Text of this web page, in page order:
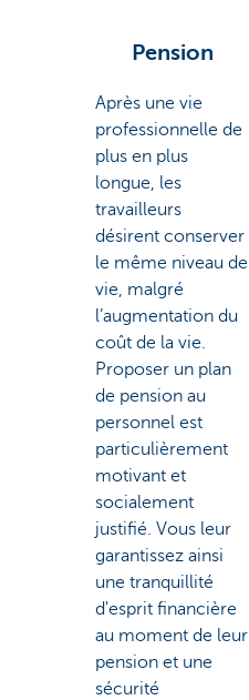
Pension
Après une vie
professionnelle de
plus en plus
longue, les
travailleurs
désirent conserver
le même niveau de
vie, malgré
l’augmentation du
coût de la vie.
Proposer un plan
de pension au
personnel est
particulièrement
motivant et
socialement
justifié. Vous leur
garantissez ainsi
une tranquillité
d'esprit financière
au moment de leur
pension et une
sécurité